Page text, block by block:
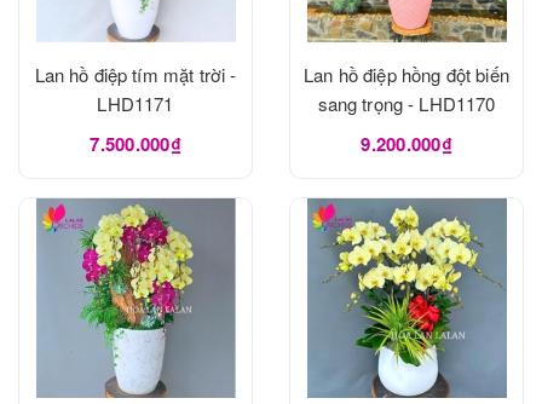
Lan hồ điệp tím mặt trời -
LHD1171
7.500.000₫
Lan hồ điệp hồng đột biến
sang trọng - LHD1170
9.200.000₫